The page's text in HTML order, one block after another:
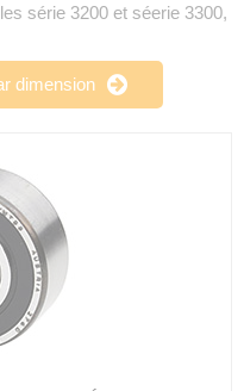
série 3200 et séerie 3300,
dimension